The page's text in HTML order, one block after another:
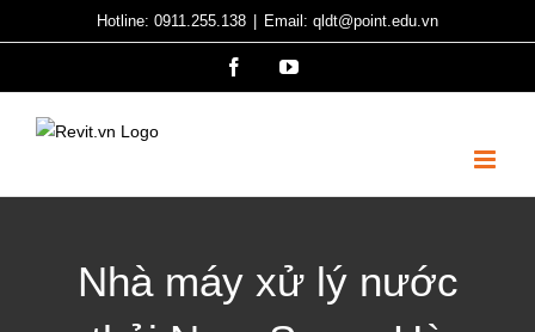
to
Hotline: 0911.255.138 Email: qldt@point.edu.vn
FacebookYouTube
Nhà máy xử lý nước